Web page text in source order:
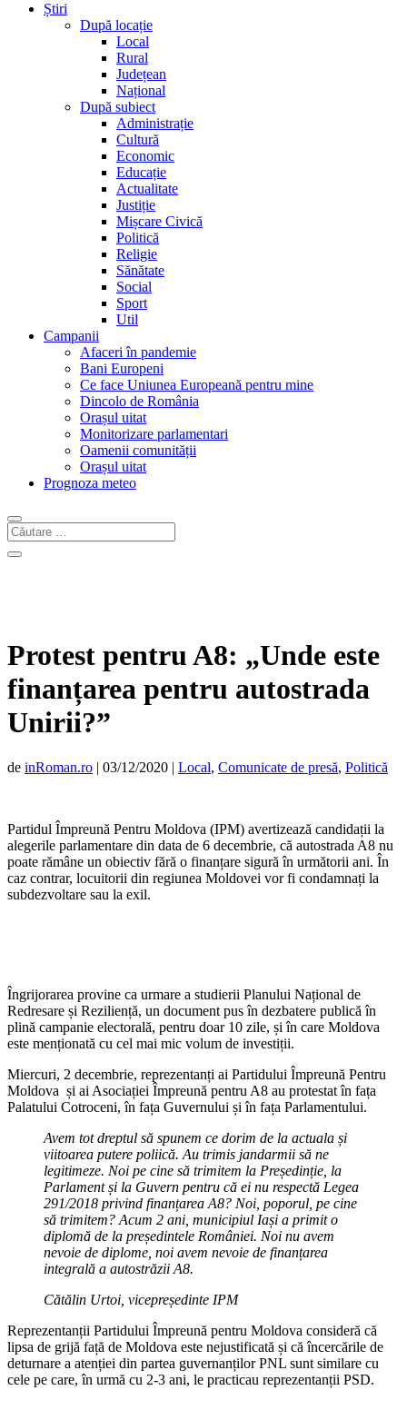
Știri
După locație
Local
Rural
Județean
Național
După subiect
Administrație
Cultură
Economic
Educație
Actualitate
Justiție
Mișcare Civică
Politică
Religie
Sănătate
Social
Sport
Util
Campanii
Afaceri în pandemie
Bani Europeni
Ce face Uniunea Europeană pentru mine
Dincolo de România
Orașul uitat
Monitorizare parlamentari
Oamenii comunității
Orașul uitat
Prognoza meteo
Protest pentru A8: „Unde este
finanțarea pentru autostrada
Unirii?”
de inRoman.ro | 03/12/2020 | Local, Comunicate de presă, Politică
Partidul Împreună Pentru Moldova (IPM) avertizează candidații la
alegerile parlamentare din data de 6 decembrie, că autostrada A8 nu
poate rămâne un obiectiv fără o finanțare sigură în următorii ani. În
caz contrar, locuitorii din regiunea Moldovei vor fi condamnați la
subdezvoltare sau la exil.
Îngrijorarea provine ca urmare a studierii Planului Național de
Redresare și Reziliență, un document pus în dezbatere publică în
plină campanie electorală, pentru doar 10 zile, și în care Moldova
este menționată cu cel mai mic volum de investiții.
Miercuri, 2 decembrie, reprezentanți ai Partidului Împreună Pentru
Moldova și ai Asociației Împreună pentru A8 au protestat în fața
Palatului Cotroceni, în fața Guvernului și în fața Parlamentului.
Avem tot dreptul să spunem ce dorim de la actuala și
viitoarea putere poliică. Au trimis jandarmii să ne
legitimeze. Noi pe cine să trimitem la Președinție, la
Parlament și la Guvern pentru că ei nu respectă Legea
291/2018 privind finanțarea A8? Noi, poporul, pe cine
să trimitem? Acum 2 ani, municipiul Iași a primit o
diplomă de la președintele României. Noi nu avem
nevoie de diplome, noi avem nevoie de finanțarea
integrală a autostrăzii A8.
Cătălin Urtoi, vicepreședinte IPM
Reprezentanții Partidului Împreună pentru Moldova consideră că
lipsa de grijă față de Moldova este nejustificată și că încercările de
deturnare a atenției din partea guvernanților PNL sunt similare cu
cele pe care, în urmă cu 2-3 ani, le practicau reprezentanții PSD.